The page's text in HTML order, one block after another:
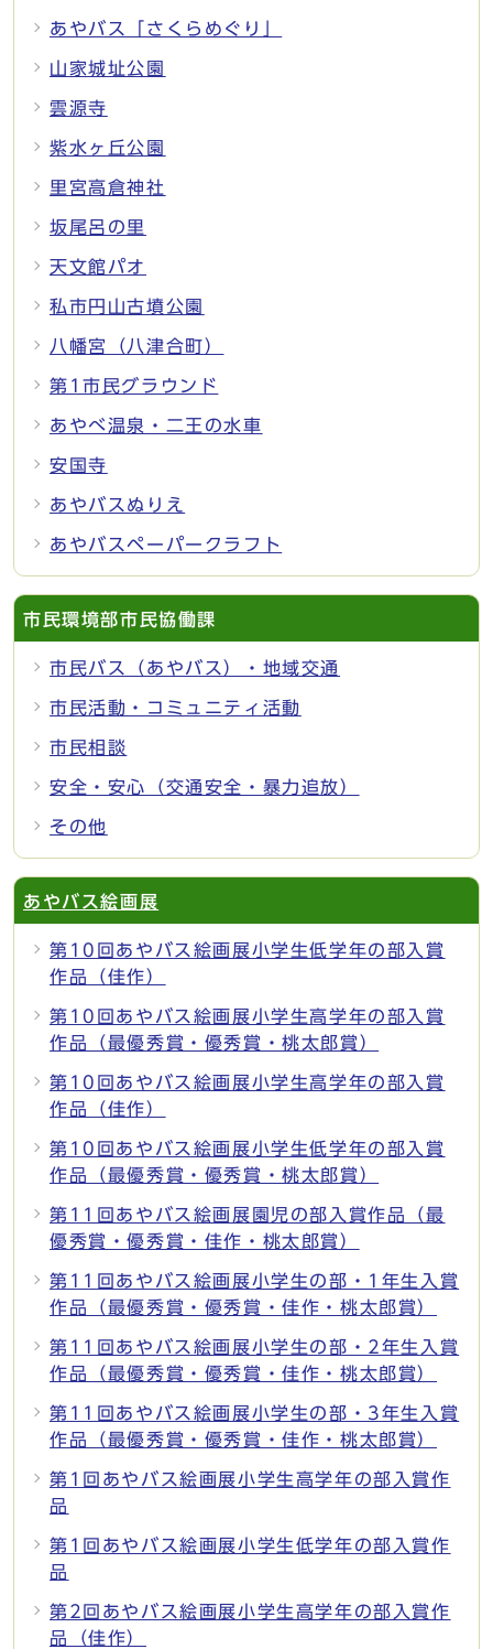
あやバス「さくらめぐり」
山家城址公園
雲源寺
紫水ヶ丘公園
里宮高倉神社
坂尾呂の里
天文館パオ
私市円山古墳公園
八幡宮（八津合町）
第1市民グラウンド
あやべ温泉・二王の水車
安国寺
あやバスぬりえ
あやバスペーパークラフト
市民環境部市民協働課
市民バス（あやバス）・地域交通
市民活動・コミュニティ活動
市民相談
安全・安心（交通安全・暴力追放）
その他
あやバス絵画展
第10回あやバス絵画展小学生低学年の部入賞
作品（佳作）
第10回あやバス絵画展小学生高学年の部入賞
作品（最優秀賞・優秀賞・桃太郎賞）
第10回あやバス絵画展小学生高学年の部入賞
作品（佳作）
第10回あやバス絵画展小学生低学年の部入賞
作品（最優秀賞・優秀賞・桃太郎賞）
第11回あやバス絵画展園児の部入賞作品（最
優秀賞・優秀賞・佳作・桃太郎賞）
第11回あやバス絵画展小学生の部・1年生入賞
作品（最優秀賞・優秀賞・佳作・桃太郎賞）
第11回あやバス絵画展小学生の部・2年生入賞
作品（最優秀賞・優秀賞・佳作・桃太郎賞）
第11回あやバス絵画展小学生の部・3年生入賞
作品（最優秀賞・優秀賞・佳作・桃太郎賞）
第1回あやバス絵画展小学生高学年の部入賞作
品
第1回あやバス絵画展小学生低学年の部入賞作
品
第2回あやバス絵画展小学生高学年の部入賞作
品（佳作）